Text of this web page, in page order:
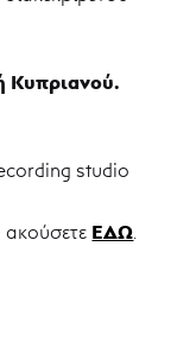
Κυπριανού.
studio
ΕΔΩ